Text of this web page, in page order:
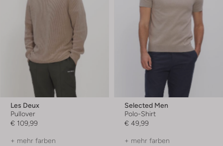
Les Deux
Pullover
€ 109,99
+ mehr farben
Selected Men
Polo-Shirt
€ 49,99
+ mehr farben